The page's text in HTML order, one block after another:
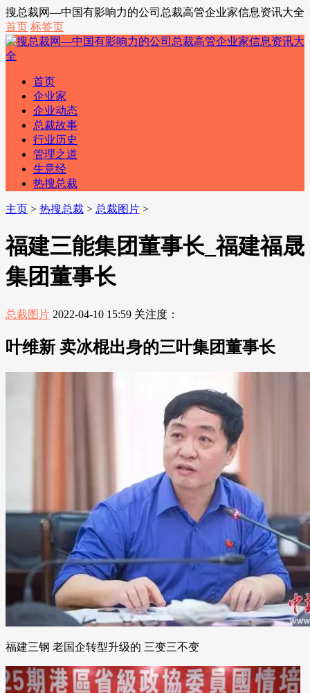
搜总裁网—中国有影响力的公司总裁高管企业家信息资讯大全
首页 标签页
首页
企业家
企业动态
总裁故事
行业历史
管理之道
生意经
热搜总裁
主页 > 热搜总裁 > 总裁图片 >
福建三能集团董事长_福建福晟
集团董事长
总裁图片 2022-04-10 15:59 关注度：
叶维新 卖冰棍出身的三叶集团董事长
福建三钢 老国企转型升级的 三变三不变